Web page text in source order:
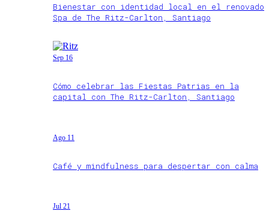
Bienestar con identidad local en el renovado
Spa de The Ritz-Carlton, Santiago
Sep 16
Cómo celebrar las Fiestas Patrias en la
capital con The Ritz-Carlton, Santiago
Ago 11
Café y mindfulness para despertar con calma
Jul 21